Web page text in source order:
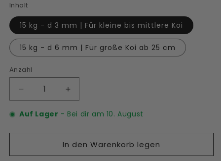
Inhalt
15 kg - d 3 mm | Für kleine bis mittlere Koi
15 kg - d 6 mm | Für große Koi ab 25 cm
Anzahl
Anzahl
Verringere
die
Menge
Alltech
Profi
Erhöhe
die
Menge
Alltech
Coppens
Profi
Auf Lager - Bei dir am 10. August
In den Warenkorb legen